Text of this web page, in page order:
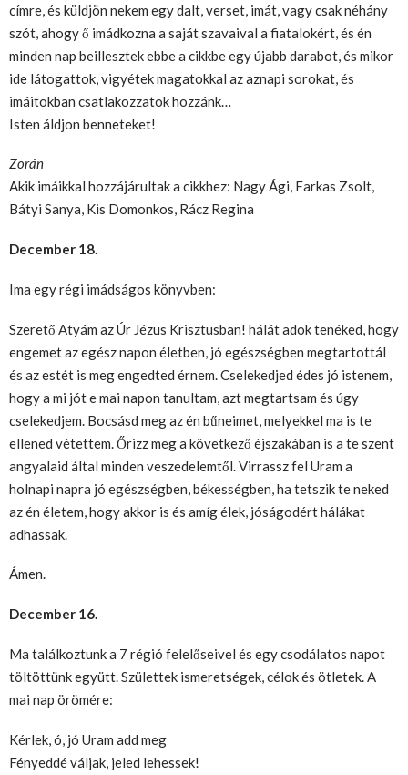
címre, és küldjön nekem egy dalt, verset, imát, vagy csak néhány
szót, ahogy ő imádkozna a saját szavaival a fiatalokért, és én
minden nap beillesztek ebbe a cikkbe egy újabb darabot, és mikor
ide látogattok, vigyétek magatokkal az aznapi sorokat, és
imáitokban csatlakozzatok hozzánk…
Isten áldjon benneteket!
Zorán
Akik imáikkal hozzájárultak a cikkhez: Nagy Ági, Farkas Zsolt,
Bátyi Sanya, Kis Domonkos, Rácz Regina
December 18.
Ima egy régi imádságos könyvben:
Szerető Atyám az Úr Jézus Krisztusban! hálát adok tenéked, hogy
engemet az egész napon életben, jó egészségben megtartottál
és az estét is meg engedted érnem. Cselekedjed édes jó istenem,
hogy a mi jót e mai napon tanultam, azt megtartsam és úgy
cselekedjem. Bocsásd meg az én bűneimet, melyekkel ma is te
ellened vétettem. Őrizz meg a következő éjszakában is a te szent
angyalaid által minden veszedelemtől. Virrassz fel Uram a
holnapi napra jó egészségben, békességben, ha tetszik te neked
az én életem, hogy akkor is és amíg élek, jóságodért hálákat
adhassak.
Ámen.
December 16.
Ma találkoztunk a 7 régió felelőseivel és egy csodálatos napot
töltöttünk együtt. Születtek ismeretségek, célok és ötletek. A
mai nap örömére:
Kérlek, ó, jó Uram add meg
Fényeddé váljak, jeled lehessek!